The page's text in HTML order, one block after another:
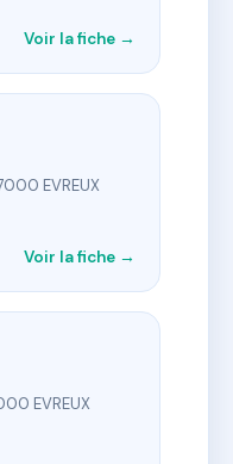
Voir la fiche →
EVREUX
Voir la fiche →
EVREUX